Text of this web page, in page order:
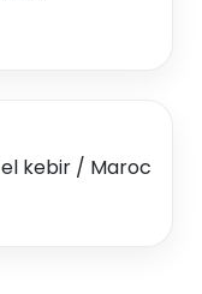
kebir / Maroc